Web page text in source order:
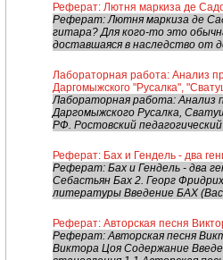
Реферат: Лютня маркиза де
Реферат: Лютня маркиза де
гитара? Для кого-то это
доставшаяся в наследство от
Лабораторная работа: Анализ
Даргомыжского "Русалка",
Лабораторная работа: Анализ
Даргомыжского Русалка,
РФ. Ростовский
Реферат: Бах и Гендель - два
Реферат: Бах и Гендель - два
Себастьян Бах 2. Георг
литературы Введение БАХ
Реферат: Авторская песня
Реферат: Авторская песня
Виктора Цоя Содержание